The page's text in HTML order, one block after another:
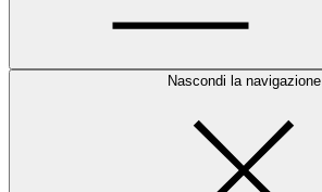
Nascondi la navigazione